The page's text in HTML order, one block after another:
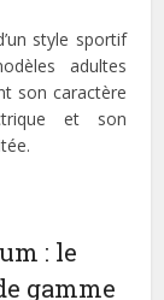
style sportif
adultes
son caractère
et son
: le
gamme